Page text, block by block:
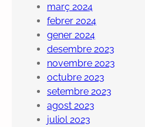
març 2024
febrer 2024
gener 2024
desembre 2023
novembre 2023
octubre 2023
setembre 2023
agost 2023
juliol 2023